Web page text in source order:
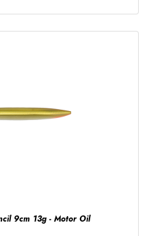
9cm 13g - Motor Oil